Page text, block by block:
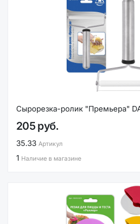
Сырорезка-ролик "Премьера"
205 руб.
35.33 Артикул
1 Наличие в магазине